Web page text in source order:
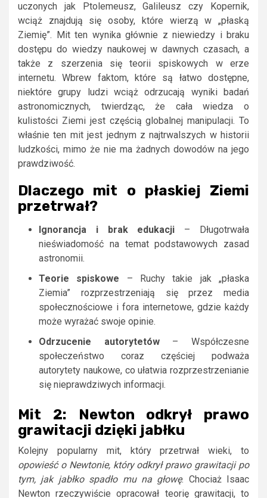
uczonych jak Ptolemeusz, Galileusz czy Kopernik,
wciąż znajdują się osoby, które wierzą w „płaską
Ziemię”. Mit ten wynika głównie z niewiedzy i braku
dostępu do wiedzy naukowej w dawnych czasach, a
także z szerzenia się teorii spiskowych w erze
internetu. Wbrew faktom, które są łatwo dostępne,
niektóre grupy ludzi wciąż odrzucają wyniki badań
astronomicznych, twierdząc, że cała wiedza o
kulistości Ziemi jest częścią globalnej manipulacji. To
właśnie ten mit jest jednym z najtrwalszych w historii
ludzkości, mimo że nie ma żadnych dowodów na jego
prawdziwość.
Dlaczego mit o płaskiej Ziemi
przetrwał?
Ignorancja i brak edukacji – Długotrwała
nieświadomość na temat podstawowych zasad
astronomii.
Teorie spiskowe – Ruchy takie jak „płaska
Ziemia” rozprzestrzeniają się przez media
społecznościowe i fora internetowe, gdzie każdy
może wyrażać swoje opinie.
Odrzucenie autorytetów– Współczesne
społeczeństwo coraz częściej podważa
autorytety naukowe, co ułatwia rozprzestrzenianie
się nieprawdziwych informacji.
Mit 2: Newton odkrył prawo
grawitacji dzięki jabłku
Kolejny popularny mit, który przetrwał wieki, to
opowieść o Newtonie, który odkrył prawo grawitacji po
tym, jak jabłko spadło mu na głowę. Chociaż Isaac
Newton rzeczywiście opracował teorię grawitacji, to